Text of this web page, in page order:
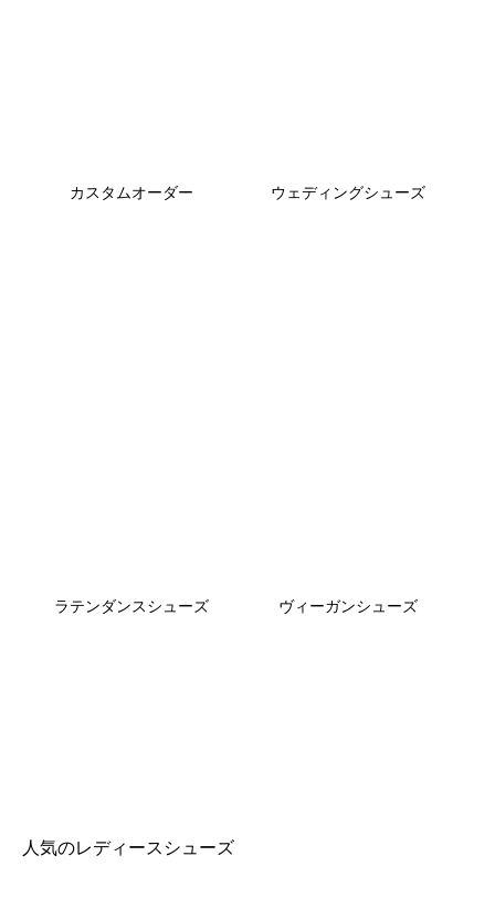
カスタムオーダー ウェディングシューズ
ラテンダンスシューズ ヴィーガンシューズ
人気のレディースシューズ